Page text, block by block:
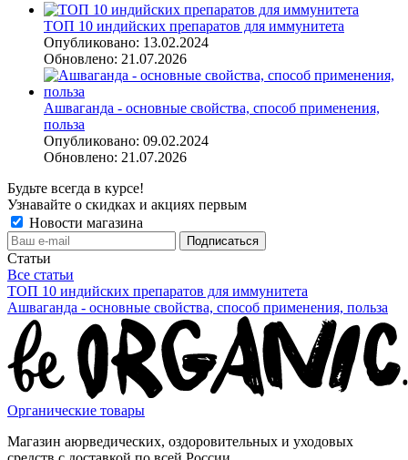
ТОП 10 индийских препаратов для иммунитета
Опубликовано: 13.02.2024
Обновлено: 21.07.2026
Ашваганда - основные свойства, способ применения,
польза
Опубликовано: 09.02.2024
Обновлено: 21.07.2026
Будьте всегда в курсе!
Узнавайте о скидках и акциях первым
Новости магазина
Статьи
Все статьи
ТОП 10 индийских препаратов для иммунитета
Ашваганда - основные свойства, способ применения, польза
Органические товары
Магазин аюрведических, оздоровительных и уходовых